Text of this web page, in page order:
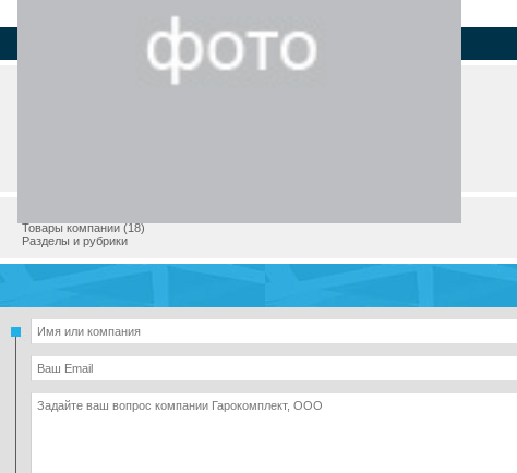
Товары компании (18)
Разделы и рубрики